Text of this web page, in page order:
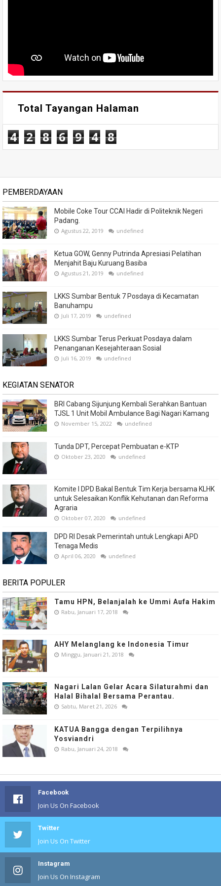
Total Tayangan Halaman
4 2 8 6 9 4 8
PEMBERDAYAAN
Mobile Coke Tour CCAI Hadir di Politeknik Negeri
Padang.
Agustus 22, 2019 undefined
Ketua GOW, Genny Putrinda Apresiasi Pelatihan
Menjahit Baju Kuruang Basiba
Agustus 21, 2019 undefined
LKKS Sumbar Bentuk 7 Posdaya di Kecamatan
Banuhampu
Juli 17, 2019 undefined
LKKS Sumbar Terus Perkuat Posdaya dalam
Penanganan Kesejahteraan Sosial
Juli 16, 2019 undefined
KEGIATAN SENATOR
BRI Cabang Sijunjung Kembali Serahkan Bantuan
TJSL 1 Unit Mobil Ambulance Bagi Nagari Kamang
November 15, 2022 undefined
Tunda DPT, Percepat Pembuatan e-KTP
Oktober 23, 2020 undefined
Komite I DPD Bakal Bentuk Tim Kerja bersama KLHK
untuk Selesaikan Konflik Kehutanan dan Reforma
Agraria
Oktober 07, 2020 undefined
DPD RI Desak Pemerintah untuk Lengkapi APD
Tenaga Medis
April 06, 2020 undefined
BERITA POPULER
Tamu HPN, Belanjalah ke Ummi Aufa Hakim
Rabu, Januari 17, 2018
AHY Melanglang ke Indonesia Timur
Minggu, Januari 21, 2018
Nagari Lalan Gelar Acara Silaturahmi dan
Halal Bihalal Bersama Perantau.
Sabtu, Maret 21, 2026
KATUA Bangga dengan Terpilihnya
Yosviandri
Rabu, Januari 24, 2018
Facebook
Join Us On Facebook
Twitter
Join Us On Twitter
Instagram
Join Us On Instagram